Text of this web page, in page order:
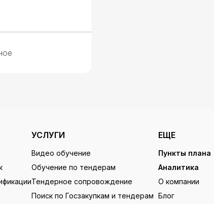
УСЛУГИ
Видео обучение
Обучение по тендерам
Тендерное сопровождение
Поиск по Госзакупкам и тендерам
ЕЩЕ
Пункты плана
Аналитика
О компании
Блог